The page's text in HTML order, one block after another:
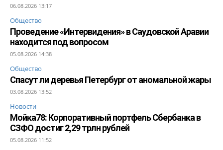
06.08.2026 13:17
Общество
Проведение «Интервидения» в Саудовской Аравии
находится под вопросом
05.08.2026 14:38
Общество
Спасут ли деревья Петербург от аномальной жары
03.08.2026 13:52
Новости
Мойка78: Корпоративный портфель Сбербанка в
СЗФО достиг 2,29 трлн рублей
05.08.2026 11:52